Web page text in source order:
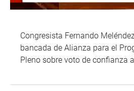
Congresista Fernando
bancada de Alianza para el
Pleno sobre voto de confianza